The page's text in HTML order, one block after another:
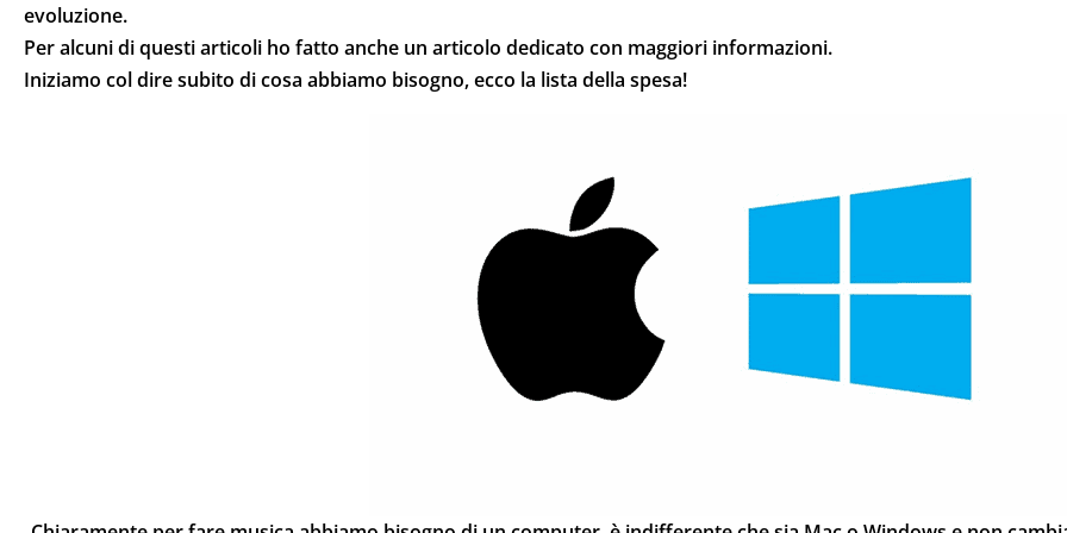
evoluzione.
Per alcuni di questi articoli ho fatto anche un articolo dedicato con maggiori informazioni.
Iniziamo col dire subito di cosa abbiamo bisogno, ecco la lista della spesa!